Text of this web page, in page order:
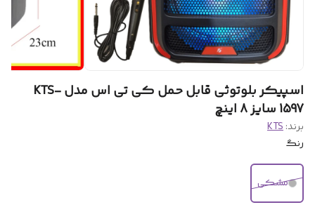
اسپیکر بلوتوثی قابل حمل کی تی اس مدل KTS-
1597 سایز 8 اینچ
برند:KTS
رنگ
مشکی